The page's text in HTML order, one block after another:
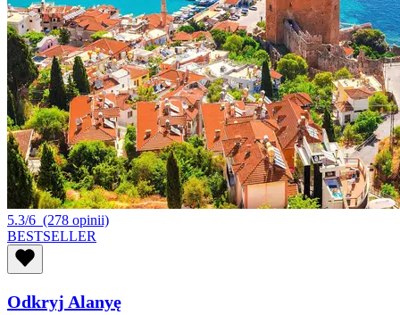
5.3/6 (278 opinii)
BESTSELLER
Odkryj Alanyę